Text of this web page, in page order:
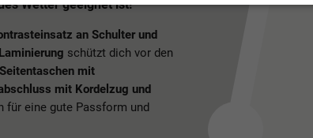
Wetter geeignet ist!
an Schulter und
schützt dich vor den
Seitentaschen mit
mit Kordelzug und
für eine gute Passform und